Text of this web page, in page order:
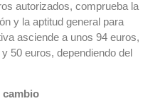
autorizados, comprueba la
y la aptitud general para
asciende a unos 94 euros,
50 euros, dependiendo del
cambio